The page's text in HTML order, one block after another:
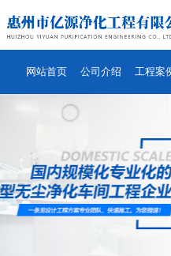
网站首页 公司介绍 工程案